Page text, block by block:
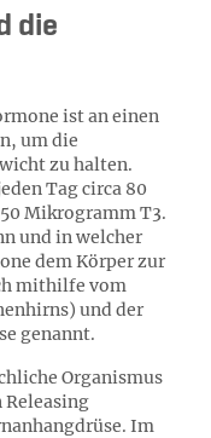
die
ist an einen
um die
zu halten.
Tag circa 80
Mikrogramm T3.
und in welcher
dem Körper zur
mithilfe vom
und der
genannt.
Organismus
Im